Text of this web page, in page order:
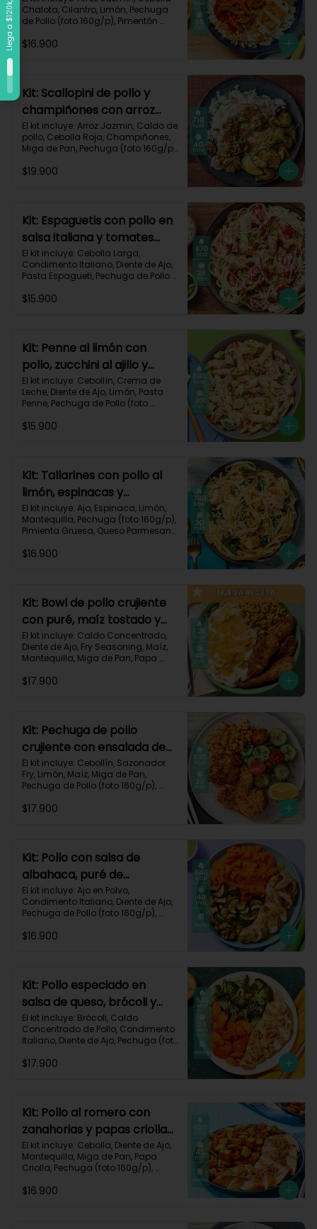
Chalota, Cilantro, Limón, Pechuga
de Pollo (foto 160g/p), Pimentón
Teriyaki, Receta Impresa.
$16.900
Kit: Scallopini de pollo y
champiñones con arroz
jazmín-5
El kit incluye: Arroz Jazmin, Caldo de
pollo, Cebolla Roja, Champiñones,
Miga de Pan, Pechuga (foto 160g/p),
Receta impresa.
$19.900
Kit: Espaguetis con pollo en
salsa italiana y tomates
uvalina-129
El kit incluye: Cebolla Larga,
Condimento Italiano, Diente de Ajo,
Pasta Espagueti, Pechuga de Pollo
Parmesano, Tomate Tipo Cherry,
Proteínas 49g
$15.900
Kit: Penne al limón con
pollo, zucchini al ajillo y
cebollín-111
El kit incluye: Cebollín, Crema de
Leche, Diente de Ajo, Limón, Pasta
Penne, Pechuga de Pollo (foto
Zucchini Verde, Receta Impresa.
$15.900
Kit: Tallarines con pollo al
limón, espinacas y
parmesano-68
El kit incluye: Ajo, Espinaca, Limón,
Mantequilla, Pechuga (foto 160g/p),
Pimienta Gruesa, Queso Parmesano,
$16.900
Kit: Bowl de pollo crujiente
con puré, maíz tostado y
queso monterey-140
El kit incluye: Caldo Concentrado,
Diente de Ajo, Fry Seasoning, Maíz,
Mantequilla, Miga de Pan, Papa
160g/p), Queso Monterey Jack, Sour
Grasas 62g | Proteínas 49g
$17.900
Kit: Pechuga de pollo
crujiente con ensalada de
pepino y maíz-8
El kit incluye: Cebollín, Sazonador
Fry, Limón, Maíz, Miga de Pan,
Pechuga de Pollo (foto 160g/p),
Cherry y Receta Impresa.
$17.900
Kit: Pollo con salsa de
albahaca, puré de
zanahorias y zucchini-85
El kit incluye: Ajo en Polvo,
Condimento Italiano, Diente de Ajo,
Pechuga de Pollo (foto 160g/p),
Zanahoria, Zucchini Verde, Receta
Proteínas 35g
$16.900
Kit: Pollo especiado en
salsa de queso, brócoli y
zanahorias asadas-77
El kit incluye: Brócoli, Caldo
Concentrado de Pollo, Condimento
Italiano, Diente de Ajo, Pechuga (foto
Monterey Jack, Tomate, Zanahoria,
Proteínas 39g
$17.900
Kit: Pollo al romero con
zanahorias y papas criollas
asadas-59
El kit incluye: Cebolla, Diente de Ajo,
Mantequilla, Miga de Pan, Papa
Criolla, Pechuga (foto 160g/p),
Impresa.
$16.900